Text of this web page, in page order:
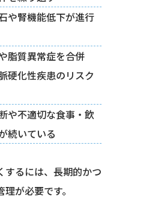
や腎機能低下が進行
脂質異常症を合併
硬化性疾患のリスク
や不適切な食事・飲
続いている
するには、長期的かつ
が必要です。